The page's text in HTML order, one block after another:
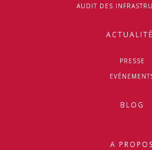
AUDIT DES
PRESSE
BLOG
A PROPOS